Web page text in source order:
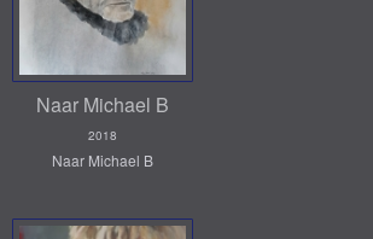
Naar Michael B
2018
Naar Michael B